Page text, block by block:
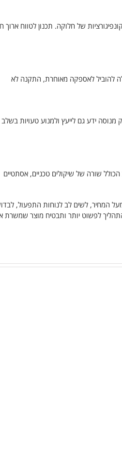
של חלוקה. תכנון לטווח ארוך
להוביל לאספקה מאוחרת, התקנה לא
ידע גם לייעץ ולמנוע טעויות בשלב
שורה של שיקולים טכניים, אסתטיים
המחיר, לשים לב לנוחות התפעול,
התהליך לפשוט יותר ותבטיח מוצר שמשרת